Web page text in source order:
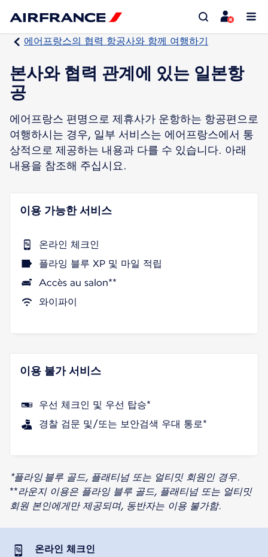
에어프랑스의 협력 항공사와 함께 여행하기
본사와 협력 관계에 있는 일본항
공
에어프랑스 편명으로 제휴사가 운항하는 항공편으로
여행하시는 경우, 일부 서비스는 에어프랑스에서 통
상적으로 제공하는 내용과 다를 수 있습니다. 아래
내용을 참조해 주십시요.
이용 가능한 서비스
온라인 체크인
플라잉 블루 XP 및 마일 적립
Accès au salon**
와이파이
이용 불가 서비스
우선 체크인 및 우선 탑승*
경찰 검문 및/또는 보안검색 우대 통로*
*플라잉 블루 골드, 플래티넘 또는 얼티밋 회원인 경우.
**라운지 이용은 플라잉 블루 골드, 플래티넘 또는 얼티밋
회원 본인에게만 제공되며, 동반자는 이용 불가함.
온라인 체크인